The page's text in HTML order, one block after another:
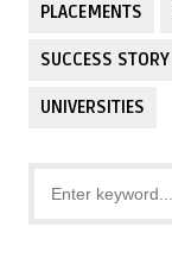
PLACEMENTS
SUCCESS STORY
UNIVERSITIES